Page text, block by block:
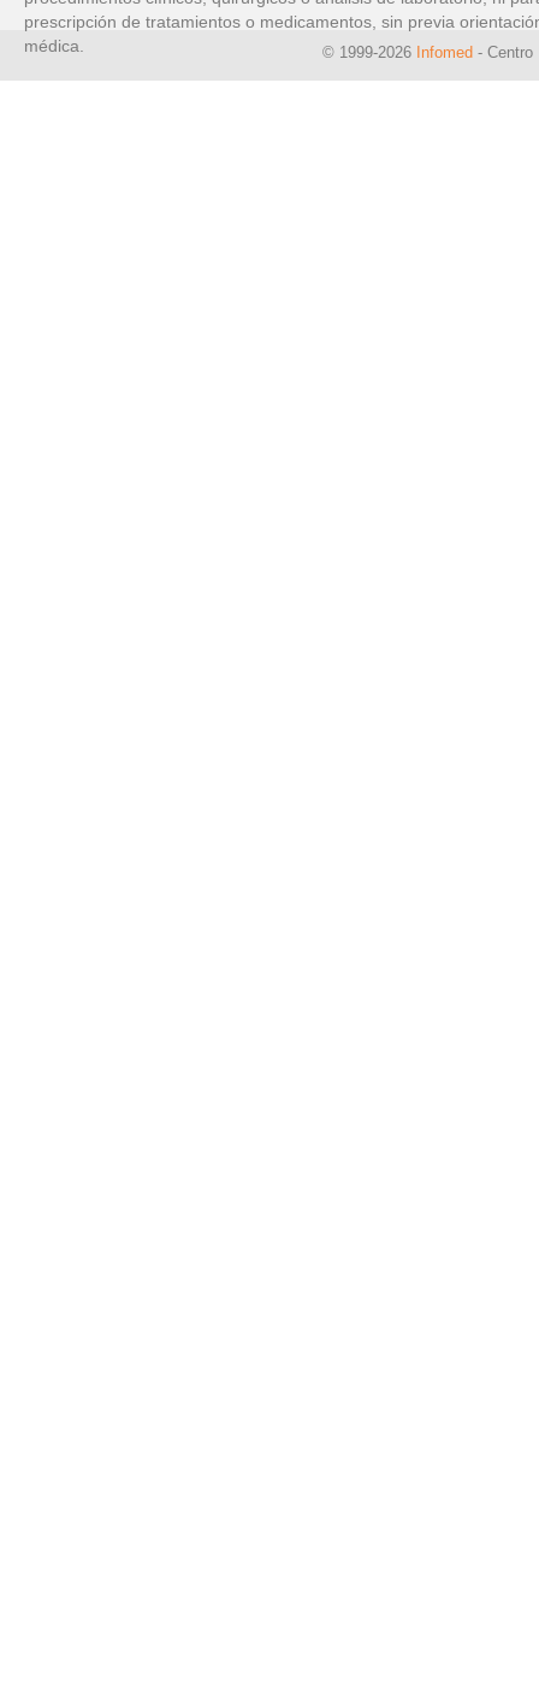
prescripción de tratamientos o medicamentos, sin previa
médica.
© 1999-2026 Infomed - Centro